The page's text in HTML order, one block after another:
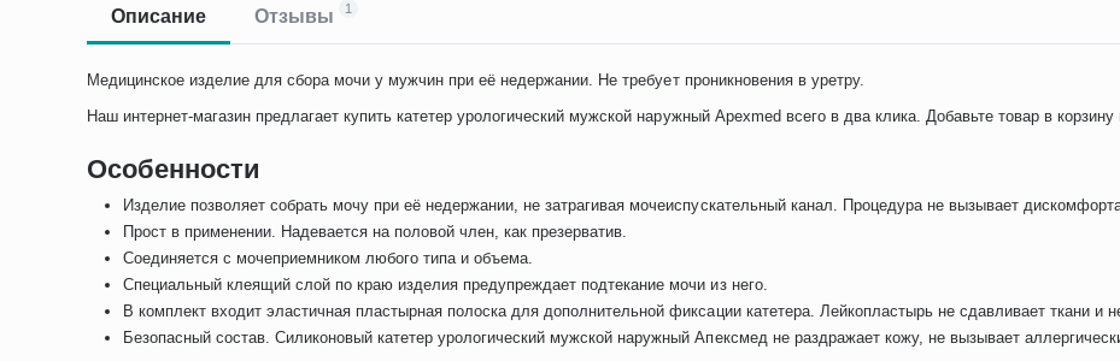
Описание Отзывы 1
Медицинское изделие для сбора мочи у мужчин при её недержании. Не требует проникновения в уретру.
Наш интернет-магазин предлагает купить катетер урологический мужской наружный Apexmed всего в два клика. Добавьте товар в
Особенности
Изделие позволяет собрать мочу при её недержании, не затрагивая мочеиспускательный канал. Процедура не вызывает
Прост в применении. Надевается на половой член, как презерватив.
Соединяется с мочеприемником любого типа и объема.
Специальный клеящий слой по краю изделия предупреждает подтекание мочи из него.
В комплект входит эластичная пластырная полоска для дополнительной фиксации катетера. Лейкопластырь не сдавливает ткани и
Безопасный состав. Силиконовый катетер урологический мужской наружный Апексмед не раздражает кожу, не вызывает